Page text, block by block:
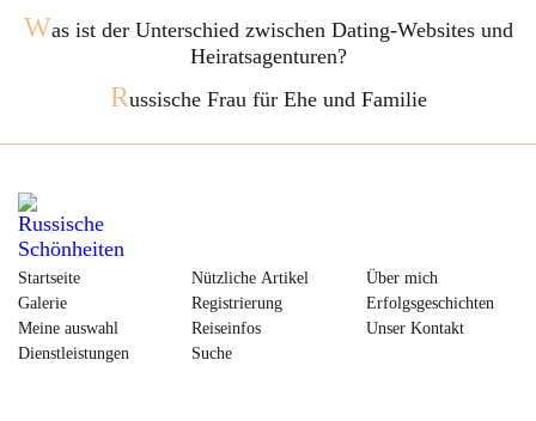
Was ist der Unterschied zwischen Dating-Websites und
Heiratsagenturen?
Russische Frau für Ehe und Familie
Startseite
Galerie
Meine auswahl
Dienstleistungen
Nützliche Artikel
Registrierung
Reiseinfos
Suche
Über mich
Erfolgsgeschichten
Unser Kontakt